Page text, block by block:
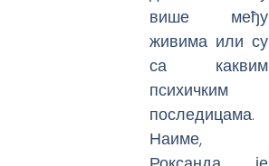
више међу
живима или су
са каквим
психичким
последицама.
Наиме,